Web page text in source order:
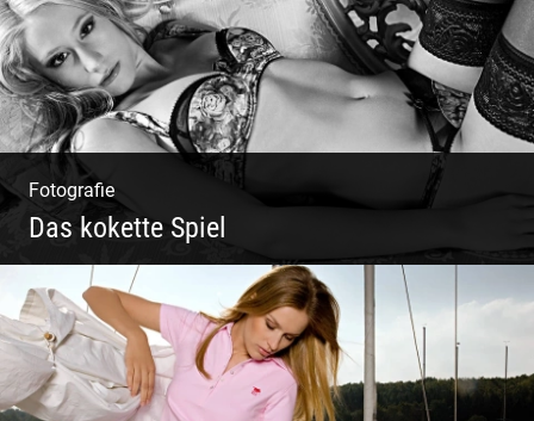
Fotografie
Das kokette Spiel
Sinnlich inszeniert, spielerische Poesie